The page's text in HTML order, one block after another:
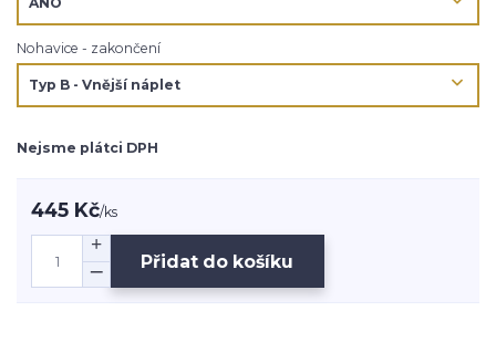
Nohavice - zakončení
Nejsme plátci DPH
445 Kč/ks
Přidat do košíku